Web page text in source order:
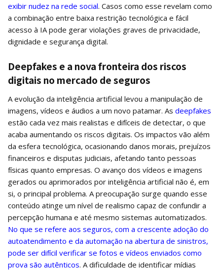
exibir nudez na rede social. Casos como esse revelam como
a combinação entre baixa restrição tecnológica e fácil
acesso à IA pode gerar violações graves de privacidade,
dignidade e segurança digital.
Deepfakes e a nova fronteira dos riscos
digitais no mercado de seguros
A evolução da inteligência artificial levou a manipulação de
imagens, vídeos e áudios a um novo patamar. As deepfakes
estão cada vez mais realistas e difíceis de detectar, o que
acaba aumentando os riscos digitais. Os impactos vão além
da esfera tecnológica, ocasionando danos morais, prejuízos
financeiros e disputas judiciais, afetando tanto pessoas
físicas quanto empresas. O avanço dos vídeos e imagens
gerados ou aprimorados por inteligência artificial não é, em
si, o principal problema. A preocupação surge quando esse
conteúdo atinge um nível de realismo capaz de confundir a
percepção humana e até mesmo sistemas automatizados.
No que se refere aos seguros, com a crescente adoção do
autoatendimento e da automação na abertura de sinistros,
pode ser difícil verificar se fotos e vídeos enviados como
prova são autênticos. A dificuldade de identificar mídias